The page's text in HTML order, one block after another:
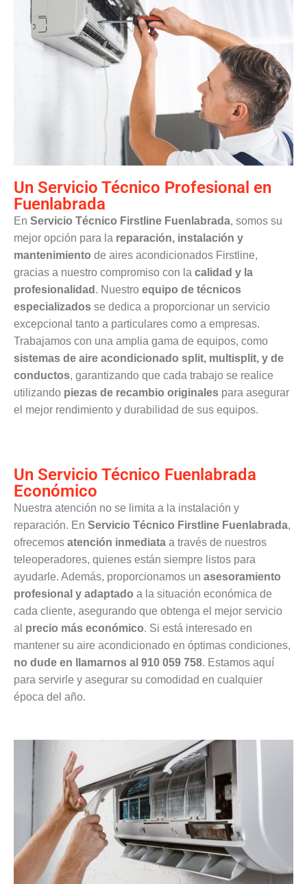
Un Servicio Técnico Profesional en
Fuenlabrada
En Servicio Técnico Firstline Fuenlabrada, somos su
mejor opción para la reparación, instalación y
mantenimiento de aires acondicionados Firstline,
gracias a nuestro compromiso con la calidad y la
profesionalidad . Nuestro equipo de técnicos
especializados se dedica a proporcionar un servicio
excepcional tanto a particulares como a empresas.
Trabajamos con una amplia gama de equipos, como
sistemas de aire acondicionado split, multisplit, y de
conductos, garantizando que cada trabajo se realice
utilizando piezas de recambio originales para asegurar
el mejor rendimiento y durabilidad de sus equipos.
Un Servicio Técnico Fuenlabrada
Económico
Nuestra atención no se limita a la instalación y
reparación. En Servicio Técnico Firstline Fuenlabrada,
ofrecemos atención inmediata a través de nuestros
teleoperadores, quienes están siempre listos para
ayudarle. Además, proporcionamos un asesoramiento
profesional y adaptado a la situación económica de
cada cliente, asegurando que obtenga el mejor servicio
al precio más económico. Si está interesado en
mantener su aire acondicionado en óptimas condiciones,
no dude en llamarnos al 910 059 758. Estamos aquí
para servirle y asegurar su comodidad en cualquier
época del año.